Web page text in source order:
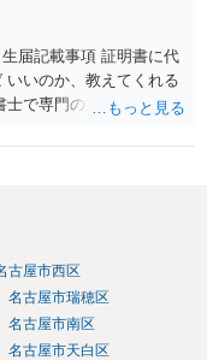
届記載事項 証明書に代
いのか、教えてくれる
士で専門の方がいそうな
古屋市西区
名古屋市瑞穂区
名古屋市南区
名古屋市天白区